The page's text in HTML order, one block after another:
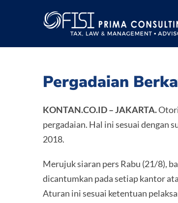
Pergadaian
KONTAN.CO.ID – JAKARTA.
pergadaian. Hal ini sesuai dengan
2018.
Merujuk siaran pers Rabu (21/8),
dicantumkan pada setiap kantor
Aturan ini sesuai ketentuan